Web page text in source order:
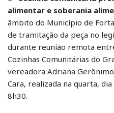
alimentar e soberania
âmbito do Município de
de tramitação da peça no
durante reunião remota
Cozinhas Comunitárias do
vereadora Adriana Gerônimo
Cara, realizada na quarta,
8h30.